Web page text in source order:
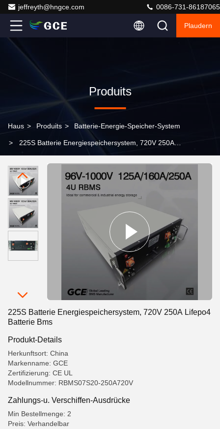
jeffreyth@hngce.com 0086-731-86187065
Plaudern
Produits
Haus > Produits > Batterie-Energie-Speicher-System
> 225S Batterie Energiespeichersystem, 720V 250A
225S Batterie Energiespeichersystem, 720V 250A Lifepo4
Batterie Bms
Produkt-Details
Herkunftsort: China
Markenname: GCE
Zertifizierung: CE UL
Modellnummer: RBMS07S20-250A720V
Zahlungs-u. Verschiffen-Ausdrücke
Min Bestellmenge: 2
Preis: Verhandelbar